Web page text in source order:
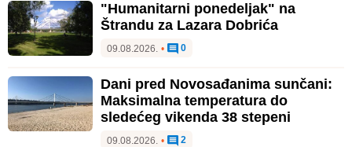
"Humanitarni ponedeljak" na
Štrandu za Lazara Dobrića
09.08.2026. • 0
Dani pred Novosađanima sunčani:
Maksimalna temperatura do
sledećeg vikenda 38 stepeni
09.08.2026. • 2